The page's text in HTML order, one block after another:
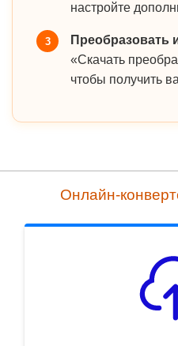
настройте
3 Преобразовать
«Скачать
чтобы получить
Онлайн-